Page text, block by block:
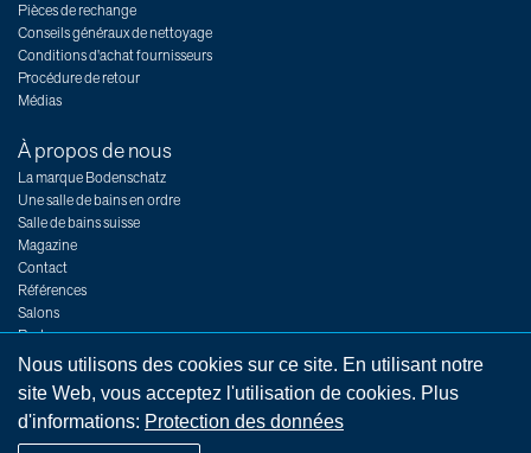
Pièces de rechange
Conseils généraux de nettoyage
Conditions d'achat fournisseurs
Procédure de retour
Médias
À propos de nous
La marque Bodenschatz
Une salle de bains en ordre
Salle de bains suisse
Magazine
Contact
Références
Salons
Postes
Impressum Indications légales
Conditions générales
Nous utilisons des cookies sur ce site. En utilisant notre
site Web, vous acceptez l'utilisation de cookies. Plus
d'informations: Protection des données